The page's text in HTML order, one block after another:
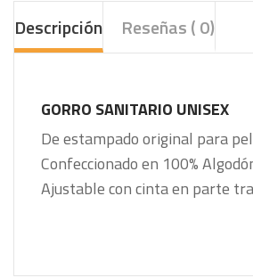
Descripción Reseñas ( 0)
GORRO SANITARIO UNISEX
De estampado original para
Confeccionado en 100%
Ajustable con cinta en parte